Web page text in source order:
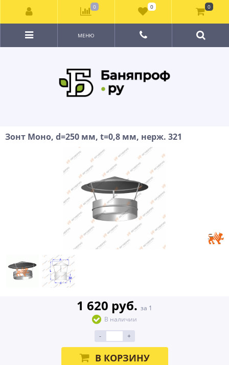
МЕНЮ
Зонт Моно, d=250 мм, t=0,8 мм, нерж. 321
1 620 руб. за 1
В наличии
-
+
В КОРЗИНУ
0 0 0